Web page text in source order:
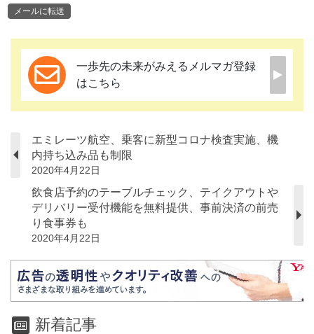
メールに転送
一歩先の未来がみえるメルマガ登録
はこちら
エミレーツ航空、乗客に新型コロナ検査実施、機
内持ち込み品も制限
2020年4月22日
飲食店予約のテーブルチェック、テイクアウトや
デリバリー受付機能を無料提供、事前決済の前売
り食事券も
2020年4月22日
新着記事